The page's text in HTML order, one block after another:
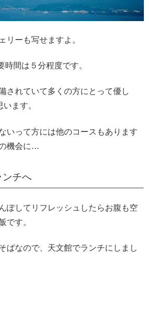
リーも写せますよ。
時間は５分程度です。
されていて多くの方にとって優し
ます。
いって方には他のコースもあります
機会に…
ンチへ
ぽしてリフレッシュしたらお腹も空
です。
ばなので、天文館でランチにしまし